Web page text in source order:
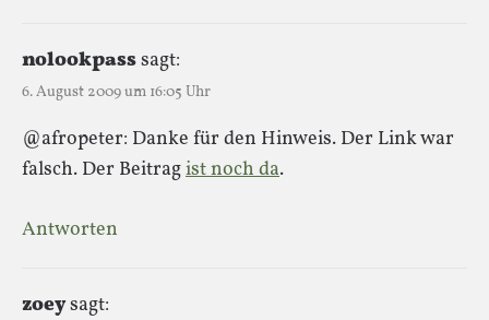
nolookpasssagt:
6. August 2009 um 16:05 Uhr
@afropeter: Danke für den Hinweis. Der Link war
falsch. Der Beitragist noch da.
Antworten
zoeysagt: